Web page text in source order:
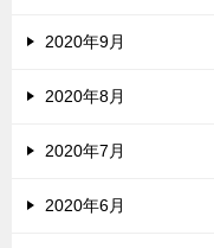
2020年9月
2020年8月
2020年7月
2020年6月